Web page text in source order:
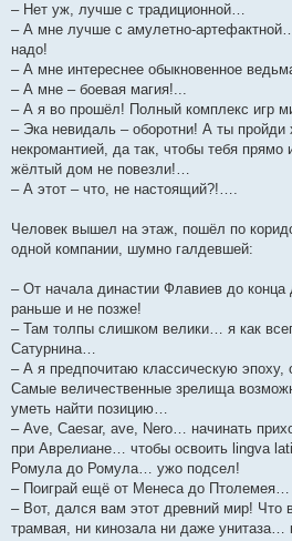
– Нет уж, лучше с традиционной…
– А мне лучше с амулетно-
надо!
– А мне интереснее обыкновенное
– А мне – боевая магия!...
– А я во прошёл! Полный комплекс игр
– Эка невидаль – оборотни! А ты пройди
некромантией, да так, чтобы тебя
жёлтый дом не повезли!…
– А этот – что, не настоящий?!….
Человек вышел на этаж, пошёл по
одной компании, шумно галдевшей:
– От начала династии Флавиев до конца
раньше и не позже!
– Там толпы слишком велики… я как
Сатурнина…
– А я предпочитаю классическую
Самые величественные зрелища
уметь найти позицию…
– Ave, Caesar, ave, Nero… начинать
при Аврелиане… чтобы освоить lingva
Ромула до Ромула… ужо подсел!
– Поиграй ещё от Менеса до Птолемея…
– Вот, дался вам этот древний мир!
трамвая, ни кинозала ни даже